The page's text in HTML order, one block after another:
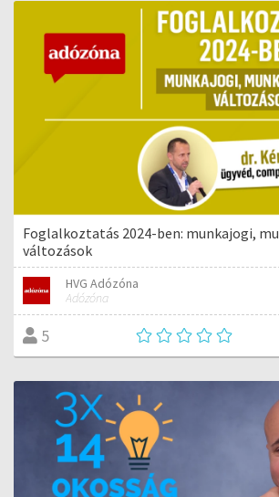
Foglalkoztatás 2024-ben: munkajogi,
változások
HVG Adózóna
Adózóna
5